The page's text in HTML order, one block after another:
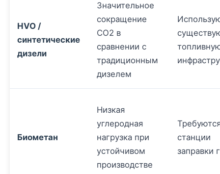
HVO /
синтетические
дизели
Значительное
сокращение
CO2 в
сравнении с
традиционным
дизелем
Биометан
Низкая
углеродная
нагрузка при
устойчивом
производстве
станции
заправки